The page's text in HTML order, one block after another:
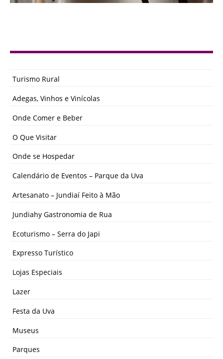
Turismo Rural
Adegas, Vinhos e Vinícolas
Onde Comer e Beber
O Que Visitar
Onde se Hospedar
Calendário de Eventos – Parque da Uva
Artesanato – Jundiaí Feito à Mão
Jundiahy Gastronomia de Rua
Ecoturismo – Serra do Japi
Expresso Turístico
Lojas Especiais
Lazer
Festa da Uva
Museus
Parques